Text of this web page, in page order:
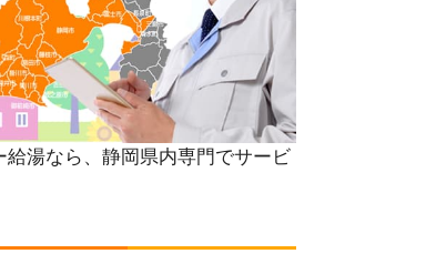
湯なら、静岡県内専門でサービ